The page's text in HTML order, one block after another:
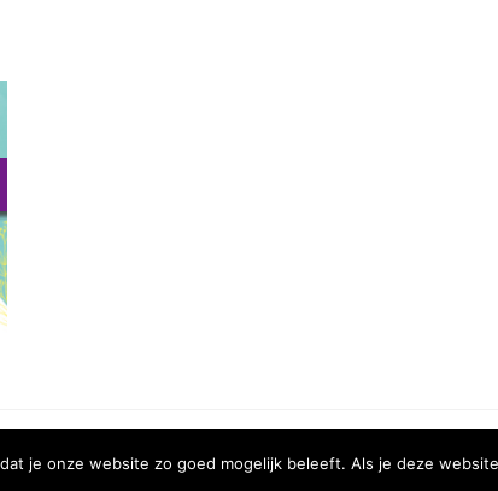
je onze website zo goed mogelijk beleeft. Als je deze